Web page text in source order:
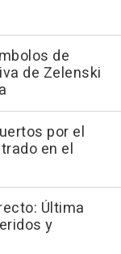
de
de Zelenski
por el
en el
Última
y